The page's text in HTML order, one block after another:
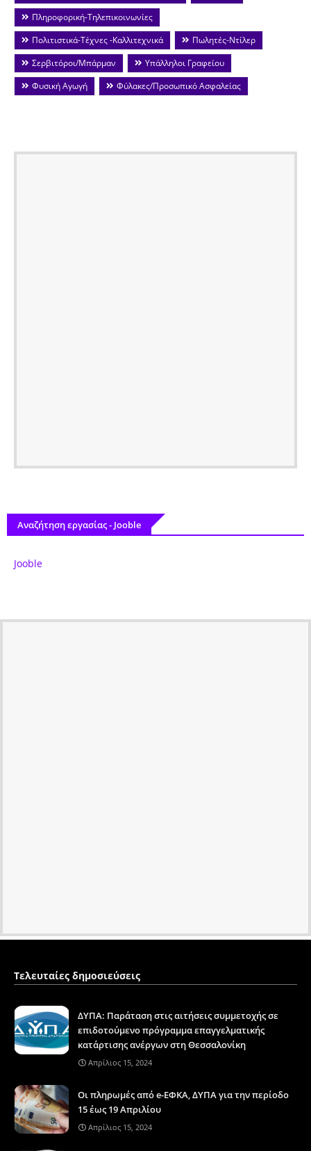
Πληροφορική-Τηλεπικοινωνίες
Πολιτιστικά-Τέχνες -Καλλιτεχνικά
Πωλητές-Ντίλερ
Σερβιτόροι/Μπάρμαν
Υπάλληλοι Γραφείου
Φυσική Αγωγή
Φύλακες/Προσωπικό Ασφαλείας
Αναζήτηση εργασίας - Jooble
Jooble
Τελευταίες δημοσιεύσεις
ΔΥΠΑ: Παράταση στις αιτήσεις συμμετοχής σε
επιδοτούμενο πρόγραμμα επαγγελματικής
κατάρτισης ανέργων στη Θεσσαλονίκη
Απρίλιος 15, 2024
Οι πληρωμές από e-ΕΦΚΑ, ΔΥΠΑ για την περίοδο
15 έως 19 Απριλίου
Απρίλιος 15, 2024